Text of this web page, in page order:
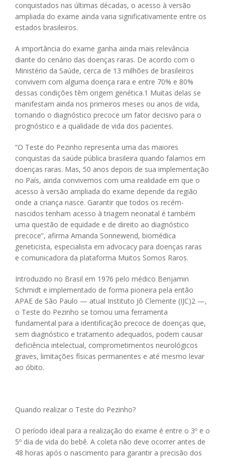
conquistados nas últimas décadas, o acesso à versão
ampliada do exame ainda varia significativamente entre os
estados brasileiros.
A importância do exame ganha ainda mais relevância
diante do cenário das doenças raras. De acordo com o
Ministério da Saúde, cerca de 13 milhões de brasileiros
convivem com alguma doença rara e entre 70% e 80%
dessas condições têm origem genética.1 Muitas delas se
manifestam ainda nos primeiros meses ou anos de vida,
tornando o diagnóstico precoce um fator decisivo para o
prognóstico e a qualidade de vida dos pacientes.
“O Teste do Pezinho representa uma das maiores
conquistas da saúde pública brasileira quando falamos em
doenças raras. Mas, 50 anos depois de sua implementação
no País, ainda convivemos com uma realidade em que o
acesso à versão ampliada do exame depende da região
onde a criança nasce. Garantir que todos os recém-
nascidos tenham acesso à triagem neonatal é também
uma questão de equidade e de direito ao diagnóstico
precoce”, afirma Amanda Sonnewend, biomédica
geneticista, especialista em advocacy para doenças raras
e comunicadora da plataforma Muitos Somos Raros.
Introduzido no Brasil em 1976 pelo médico Benjamin
Schmidt e implementado de forma pioneira pela então
APAE de São Paulo — atual Instituto Jô Clemente (IJC)2—,
o Teste do Pezinho se tornou uma ferramenta
fundamental para a identificação precoce de doenças que,
sem diagnóstico e tratamento adequados, podem causar
deficiência intelectual, comprometimentos neurológicos
graves, limitações físicas permanentes e até mesmo levar
ao óbito.
Quando realizar o Teste do Pezinho?
O período ideal para a realização do exame é entre o 3º e o
5º dia de vida do bebê. A coleta não deve ocorrer antes de
48 horas após o nascimento para garantir a precisão dos